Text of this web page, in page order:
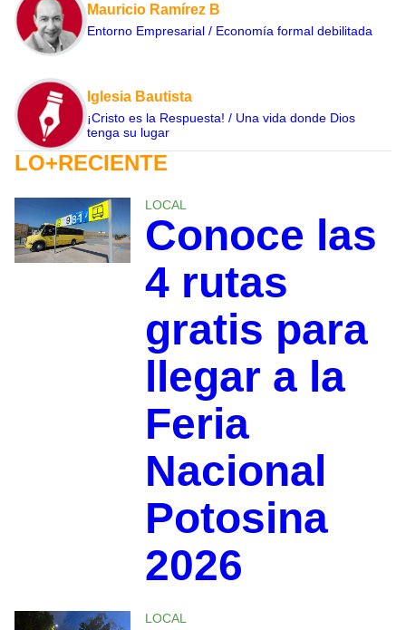
Mauricio Ramírez B
Entorno Empresarial / Economía formal debilitada
Iglesia Bautista
¡Cristo es la Respuesta! / Una vida donde Dios
tenga su lugar
LO+RECIENTE
LOCAL
Conoce las
4 rutas
gratis para
llegar a la
Feria
Nacional
Potosina
2026
LOCAL